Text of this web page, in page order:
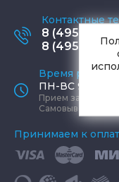
Контактные
8 (495) 795-
8 (495) 797-
Время работы
ПН-ВС 9:00 -
Прием заказов
Самовывоз ПН-СБ
Принимаем к